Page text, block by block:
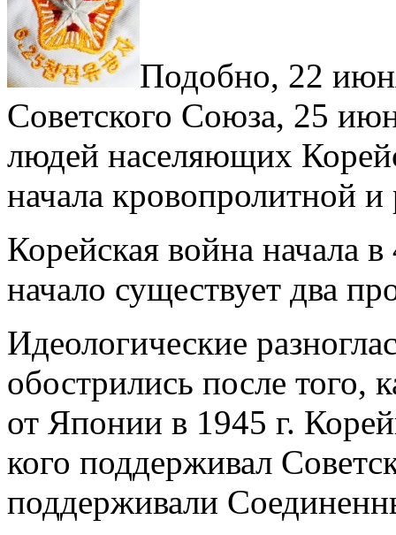
Подобно, 22
Советского Союза, 25
людей населяющих
начала кровопролитной
Корейская война начала
начало существует два
Идеологические
обострились после того,
от Японии в 1945 г.
кого поддерживал
поддерживали